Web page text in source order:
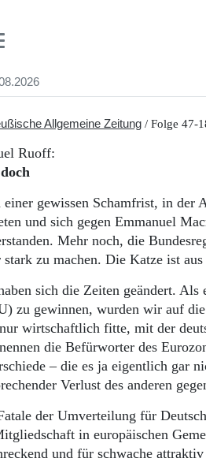
Start
Aktuelle Ausgabe
Abonnenten-Login
Abonnent werden
Abo Prämien
Archiv
Mediadaten
Suchen und finden
Allgemeine Zeitung / Folge 47-
Ruoff:
einer gewissen Schamfrist, in der
und sich gegen Emmanuel
Mehr noch, die
stark zu machen. Die Katze ist aus
sich die Zeiten geändert.
zu gewinnen, wurden wir auf
wirtschaftlich fitte, mit der
die Befürworter des
– die es ja eigentlich gar
Verlust des anderen
der Umverteilung für
in europäischen
und für schwache